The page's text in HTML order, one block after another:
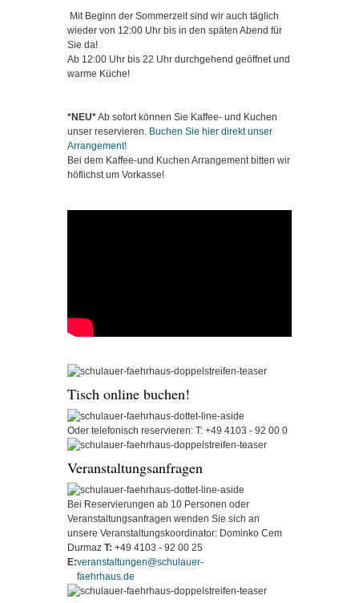
Mit Beginn der Sommerzeit sind wir auch täglich
wieder von 12:00 Uhr bis in den späten Abend für
Sie da!
Ab 12:00 Uhr bis 22 Uhr durchgehend geöffnet und
warme Küche!
*NEU*Ab sofort können Sie Kaffee- und Kuchen
unser reservieren. Buchen Sie hier direkt unser
Arrangement!
Bei dem Kaffee-und Kuchen Arrangement bitten wir
höflichst um Vorkasse!
Tisch online buchen!
Oder telefonisch reservieren: T: +49 4103 - 92 00 0
Veranstaltungsanfragen
Bei Reservierungen ab 10 Personen oder
Veranstaltungsanfragen wenden Sie sich an
unsere Veranstaltungskoordinator: Dominko Cem
Durmaz T: +49 4103 - 92 00 25
E:veranstaltungen@schulauer-
faehrhaus.de